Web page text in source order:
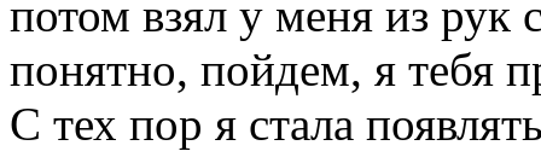
потом взял у меня из рук
понятно, пойдем, я тебя
С тех пор я стала